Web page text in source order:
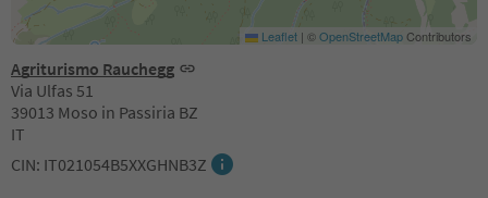
Agriturismo Rauchegg
Via Ulfas 51
39013 Moso in Passiria BZ
IT
CIN: IT021054B5XXGHNB3Z
Leaflet | ©OpenStreetMapContributors